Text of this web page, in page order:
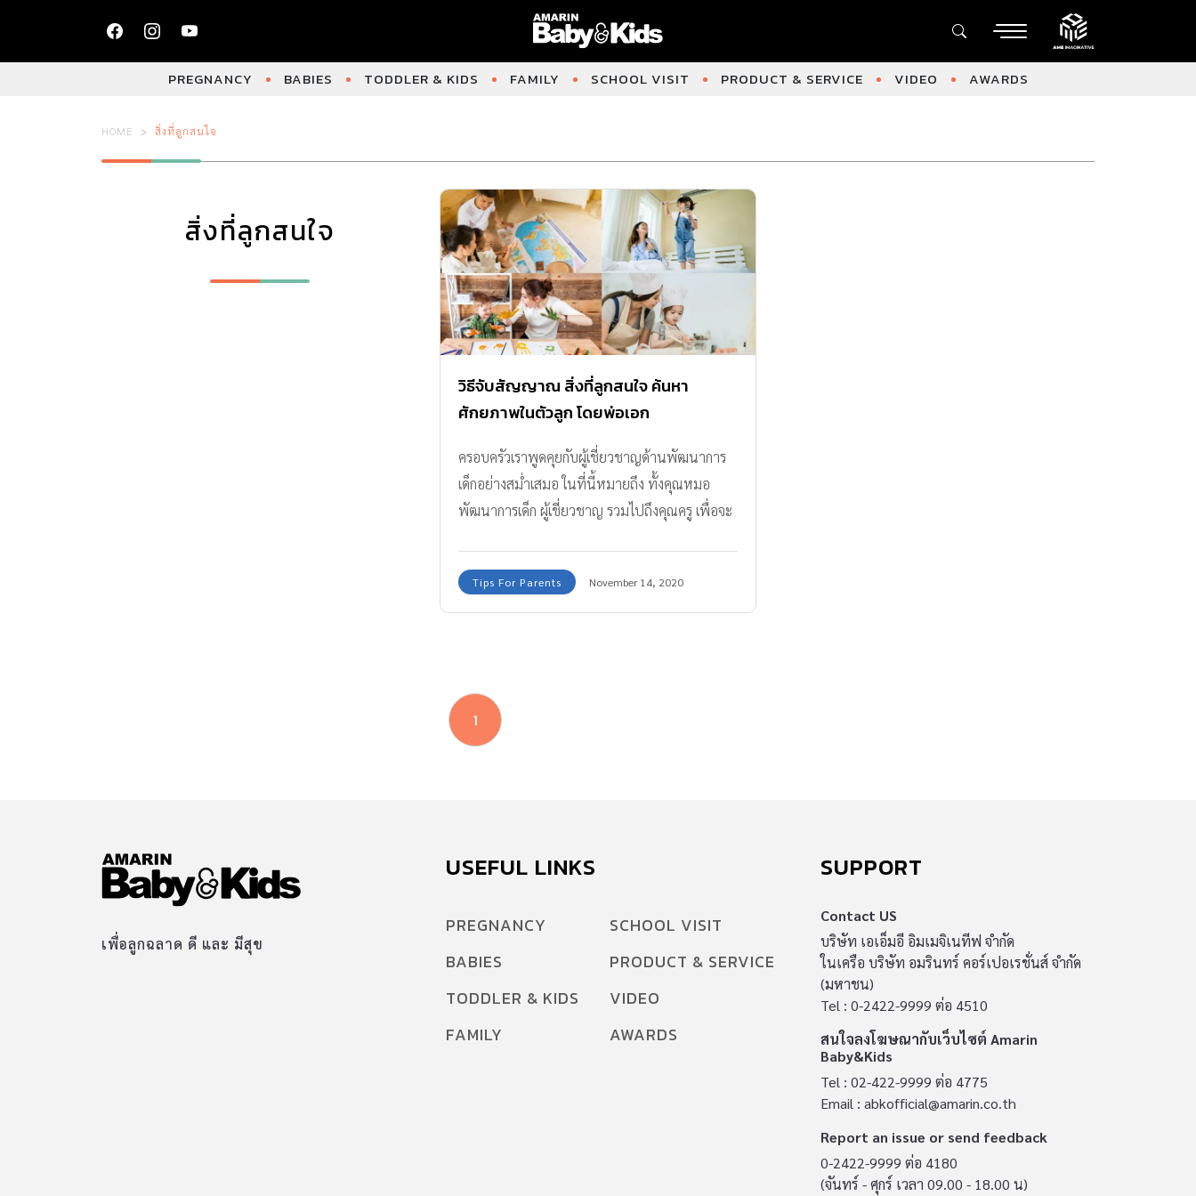
PREGNANCY BABIES TODDLER & KIDS FAMILY SCHOOL VISIT PRODUCT & SERVICE VIDEO AWARDS
HOME สิ่งที่ลูกสนใจ
สิ่งที่ลูกสนใจ
วิธีจับสัญญาณ สิ่งที่ลูกสนใจ ค้นหา
ศักยภาพในตัวลูก โดยพ่อเอก
ครอบครัวเราพูดคุยกับผู้เชี่ยวชาญด้านพัฒนาการ
เด็กอย่างสม่ำเสมอ ในที่นี้หมายถึง ทั้งคุณหมอ
พัฒนาการเด็ก ผู้เชี่ยวชาญ รวมไปถึงคุณครู เพื่อจะ
สนใจ ที่เราควรส่งเสริม
Tips For Parents November 14, 2020
1
เพื่อลูกฉลาด ดี และ มีสุข
USEFUL LINKS
PREGNANCY
BABIES
TODDLER & KIDS
FAMILY
SCHOOL VISIT
PRODUCT & SERVICE
VIDEO
AWARDS
SUPPORT
Contact US
บริษัท เอเอ็มอี อิมเมจิเนทีฟ จำกัด
ในเครือ บริษัท อมรินทร์ คอร์เปอเรชั่นส์ จำกัด
(มหาชน)
Tel : 0-2422-9999 ต่อ 4510
สนใจลงโฆษณากับเว็บไซต์ Amarin
Baby&Kids
Tel : 02-422-9999 ต่อ 4775
Email : abkofficial@amarin.co.th
Report an issue or send feedback
0-2422-9999 ต่อ 4180
(จันทร์ - ศุกร์ เวลา 09.00 - 18.00 น)